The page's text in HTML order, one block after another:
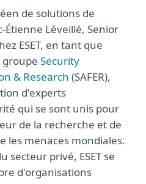
de solutions de
Léveillé, Senior
ESET, en tant que
Security
& Research (SAFER),
d'experts
qui se sont unis pour
de la recherche et de
les menaces mondiales.
secteur privé, ESET se
d'organisations